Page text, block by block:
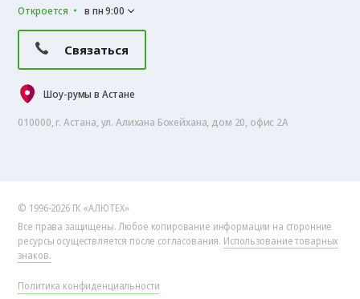
Откроется в пн 9:00
Связаться
Шоу-румы в Астане
010000, г. Астана, ул. Алихана Бокейхана, дом 20, офис 2А
© 1996-2026 ГК «АЛЮТЕХ»
Все права защищены. Любое копирование информации на сторонние
ресурсы осуществляется после согласования. Использование товарных
знаков.
Политика конфиденциальности